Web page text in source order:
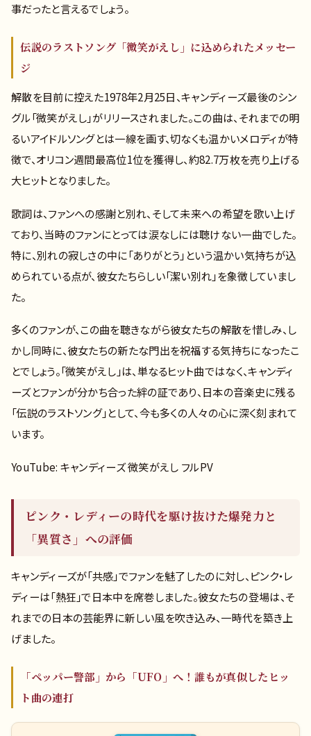
事だったと言えるでしょう。
伝説のラストソング「微笑がえし」に込められたメッセー
ジ
解散を目前に控えた1978年2月25日、キャンディーズ最後のシン
グル「微笑がえし」がリリースされました。この曲は、それまでの明
るいアイドルソングとは一線を画す、切なくも温かいメロディが特
徴で、オリコン週間最高位1位を獲得し、約82.7万枚を売り上げる
大ヒットとなりました。
歌詞は、ファンへの感謝と別れ、そして未来への希望を歌い上げ
ており、当時のファンにとっては涙なしには聴けない一曲でした。
特に、別れの寂しさの中に「ありがとう」という温かい気持ちが込
められている点が、彼女たちらしい「潔い別れ」を象徴していまし
た。
多くのファンが、この曲を聴きながら彼女たちの解散を惜しみ、し
かし同時に、彼女たちの新たな門出を祝福する気持ちになったこ
とでしょう。「微笑がえし」は、単なるヒット曲ではなく、キャンディ
ーズとファンが分かち合った絆の証であり、日本の音楽史に残る
「伝説のラストソング」として、今も多くの人々の心に深く刻まれて
います。
YouTube: キャンディーズ 微笑がえし フルPV
ピンク・レディーの時代を駆け抜けた爆発力と
「異質さ」への評価
キャンディーズが「共感」でファンを魅了したのに対し、ピンク・レ
ディーは「熱狂」で日本中を席巻しました。彼女たちの登場は、そ
れまでの日本の芸能界に新しい風を吹き込み、一時代を築き上
げました。
「ペッパー警部」から「UFO」へ！誰もが真似したヒッ
ト曲の連打